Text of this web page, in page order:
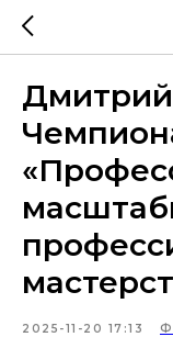
2025-11-20 17:13